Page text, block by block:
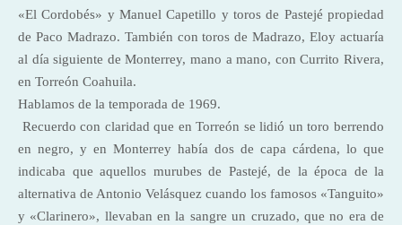
«El Cordobés» y Manuel Capetillo y toros de Pastejé propiedad
de Paco Madrazo. También con toros de Madrazo, Eloy actuaría
al día siguiente de Monterrey, mano a mano, con Currito Rivera,
en Torreón Coahuila.
Hablamos de la temporada de 1969.
Recuerdo con claridad que en Torreón se lidió un toro berrendo
en negro, y en Monterrey había dos de capa cárdena, lo que
indicaba que aquellos murubes de Pastejé, de la época de la
alternativa de Antonio Velásquez cuando los famosos «Tanguito»
y «Clarinero», llevaban en la sangre un cruzado, que no era de